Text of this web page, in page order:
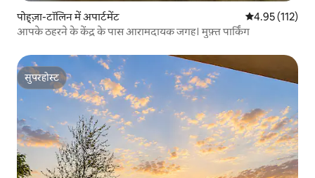
पोह्ज़ा-टॉलिन में अपार्टमेंट औसत रेटिंग 5 में से
4.95 (112)
आपके ठहरने के केंद्र के पास आरामदायक जगह। मुफ़्त पार्किंग
सुपरहोस्ट
सुपरहोस्ट